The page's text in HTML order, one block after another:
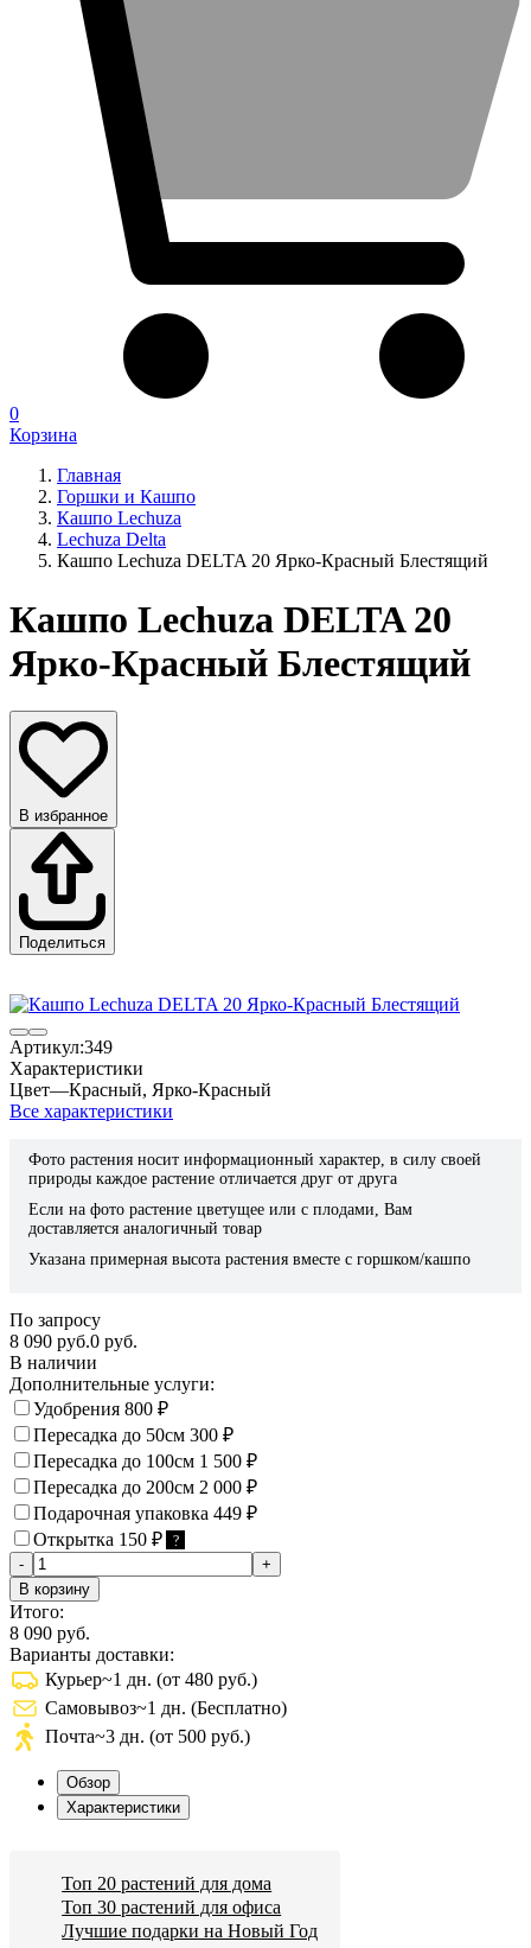
0
Корзина
Главная
Горшки и Кашпо
Кашпо Lechuza
Lechuza Delta
Кашпо Lechuza DELTA 20 Ярко-Красный Блестящий
Кашпо Lechuza DELTA 20
Ярко-Красный Блестящий
В избранное
Поделиться
Артикул:349
Характеристики
Цвет—Красный, Ярко-Красный
Все характеристики
Фото растения носит информационный характер, в силу своей
природы каждое растение отличается друг от друга
Если на фото растение цветущее или с плодами, Вам
доставляется аналогичный товар
Указана примерная высота растения вместе с горшком/кашпо
По запросу
8 090 руб.0 руб.
В наличии
Дополнительные услуги:
Удобрения 800 ₽
Пересадка до 50см 300 ₽
Пересадка до 100см 1 500 ₽
Пересадка до 200см 2 000 ₽
Подарочная упаковка 449 ₽
Открытка 150 ₽ ?
-
+
В корзину
Итого:
8 090 руб.
Варианты доставки:
Курьер~1 дн. (от 480 руб.)
Самовывоз~1 дн. (Бесплатно)
Почта~3 дн. (от 500 руб.)
Обзор
Характеристики
Топ 20 растений для дома
Топ 30 растений для офиса
Лучшие подарки на Новый Год